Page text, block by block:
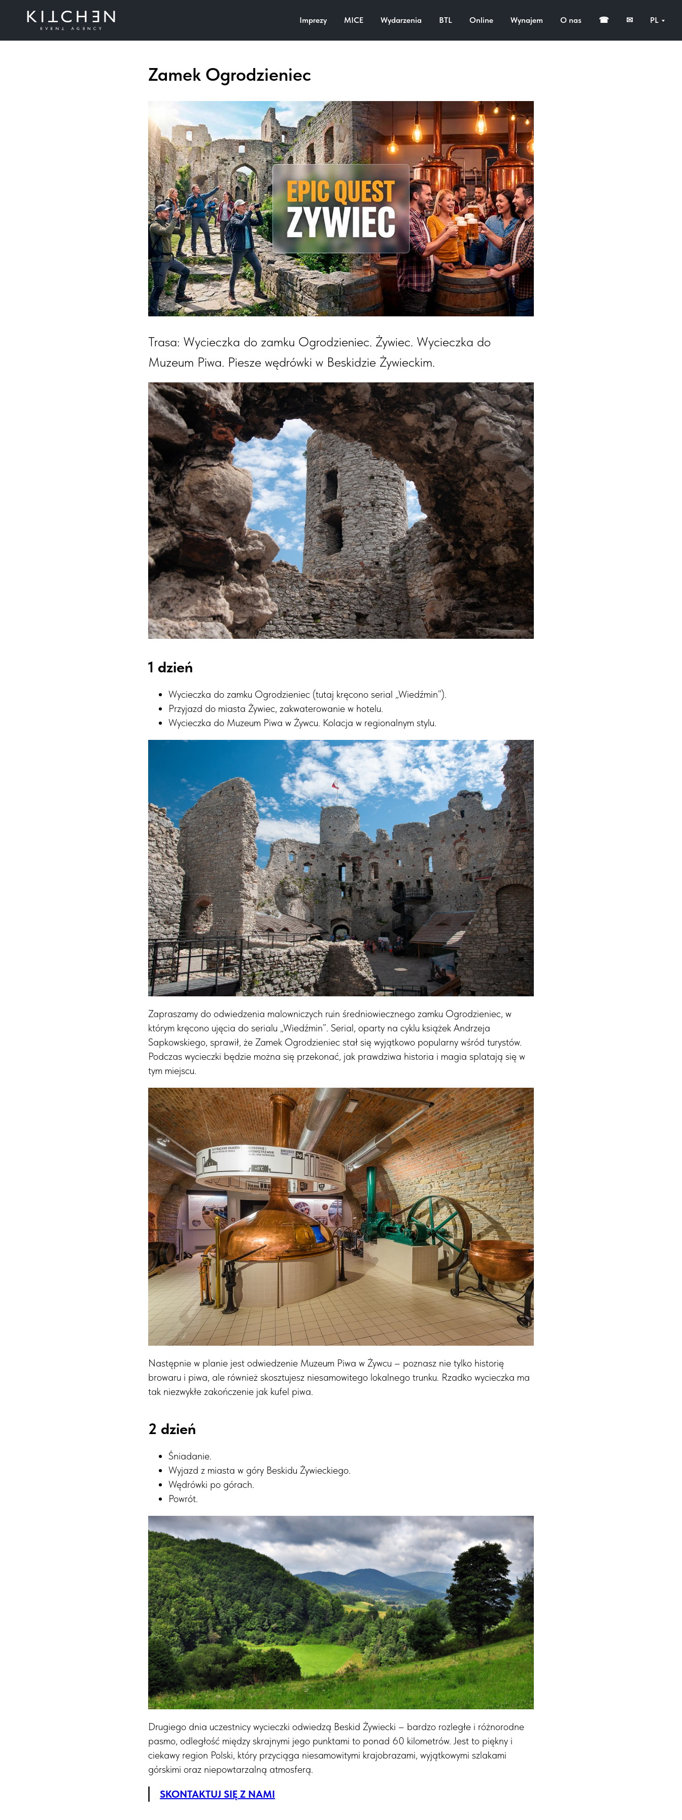
Imprezy MICE Wydarzenia BTL Online Wynajem O nas ☎ ✉ PL
Zamek Ogrodzieniec
Trasa: Wycieczka do zamku Ogrodzieniec. Żywiec. Wycieczka do
Muzeum Piwa. Piesze wędrówki w Beskidzie Żywieckim.
1 dzień
Wycieczka do zamku Ogrodzieniec (tutaj kręcono serial „Wiedźmin”).
Przyjazd do miasta Żywiec, zakwaterowanie w hotelu.
Wycieczka do Muzeum Piwa w Żywcu. Kolacja w regionalnym stylu.
Zapraszamy do odwiedzenia malowniczych ruin średniowiecznego zamku Ogrodzieniec, w
którym kręcono ujęcia do serialu „Wiedźmin”. Serial, oparty na cyklu książek Andrzeja
Sapkowskiego, sprawił, że Zamek Ogrodzieniec stał się wyjątkowo popularny wśród turystów.
Podczas wycieczki będzie można się przekonać, jak prawdziwa historia i magia splatają się w
tym miejscu.
Następnie w planie jest odwiedzenie Muzeum Piwa w Żywcu – poznasz nie tylko historię
browaru i piwa, ale również skosztujesz niesamowitego lokalnego trunku. Rzadko wycieczka ma
tak niezwykłe zakończenie jak kufel piwa.
2 dzień
Śniadanie.
Wyjazd z miasta w góry Beskidu Żywieckiego.
Wędrówki po górach.
Powrót.
Drugiego dnia uczestnicy wycieczki odwiedzą Beskid Żywiecki – bardzo rozległe i różnorodne
pasmo, odległość między skrajnymi jego punktami to ponad 60 kilometrów. Jest to piękny i
ciekawy region Polski, który przyciąga niesamowitymi krajobrazami, wyjątkowymi szlakami
górskimi oraz niepowtarzalną atmosferą.
SKONTAKTUJ SIĘ Z NAMI